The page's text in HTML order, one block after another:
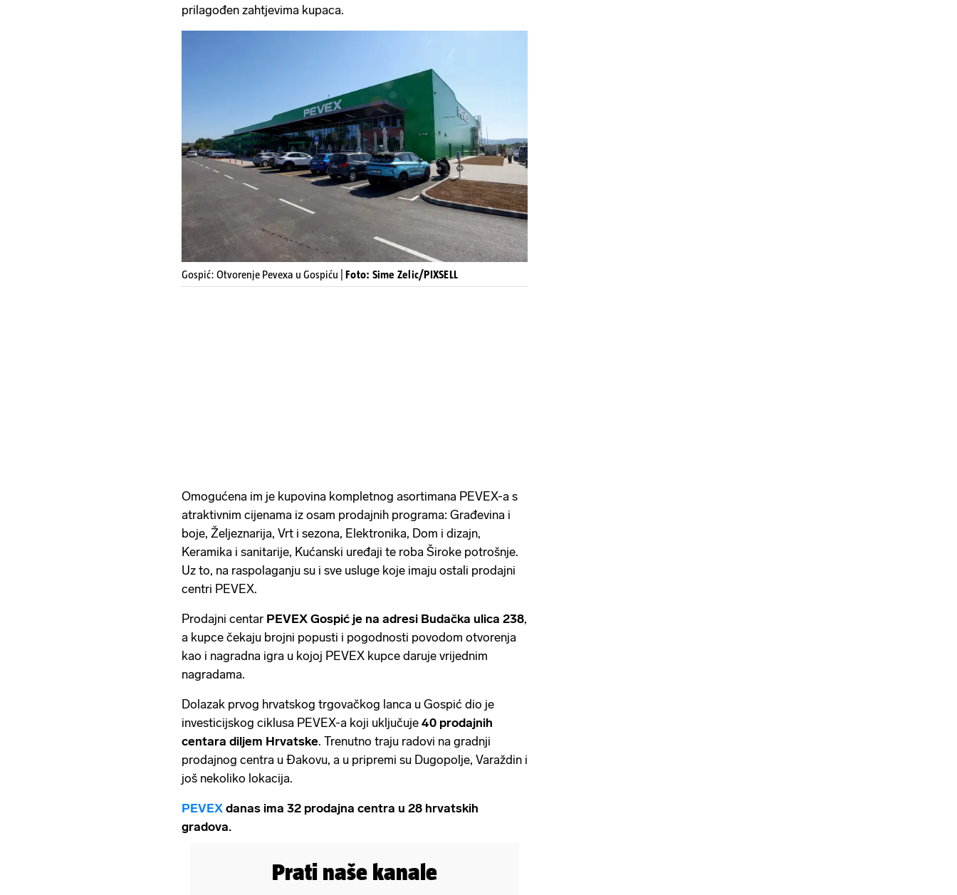
prilagođen zahtjevima kupaca.
Gospić: Otvorenje Pevexa u Gospiću | Foto: Sime Zelic/PIXSELL
Omogućena im je kupovina kompletnog asortimana PEVEX-a s
atraktivnim cijenama iz osam prodajnih programa: Građevina i
boje, Željeznarija, Vrt i sezona, Elektronika, Dom i dizajn,
Keramika i sanitarije, Kućanski uređaji te roba Široke potrošnje.
Uz to, na raspolaganju su i sve usluge koje imaju ostali prodajni
centri PEVEX.
Prodajni centar PEVEX Gospić je na adresi Budačka ulica 238,
a kupce čekaju brojni popusti i pogodnosti povodom otvorenja
kao i nagradna igra u kojoj PEVEX kupce daruje vrijednim
nagradama.
Dolazak prvog hrvatskog trgovačkog lanca u Gospić dio je
investicijskog ciklusa PEVEX-a koji uključuje 40 prodajnih
centara diljem Hrvatske. Trenutno traju radovi na gradnji
prodajnog centra u Đakovu, a u pripremi su Dugopolje, Varaždin i
još nekoliko lokacija.
PEVEX danas ima 32 prodajna centra u 28 hrvatskih
gradova.
Prati naše kanale